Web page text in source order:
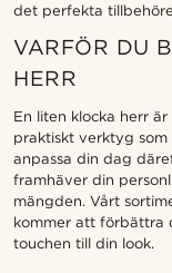
det perfekta
VARFÖR DU
HERR
En liten klocka herr
praktiskt verktyg
anpassa din dag
framhäver din
mängden. Vårt
kommer att förbättra
touchen till din look.